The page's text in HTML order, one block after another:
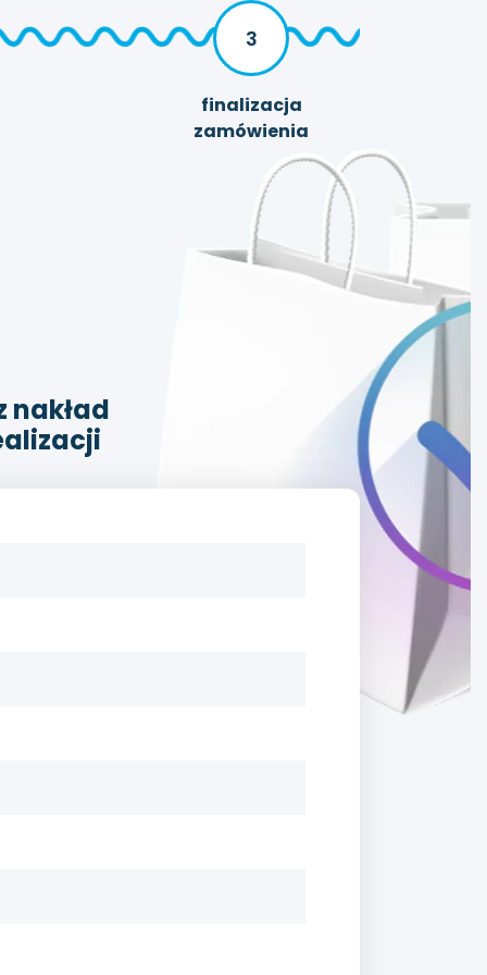
3
finalizacja
zamówienia
nakład